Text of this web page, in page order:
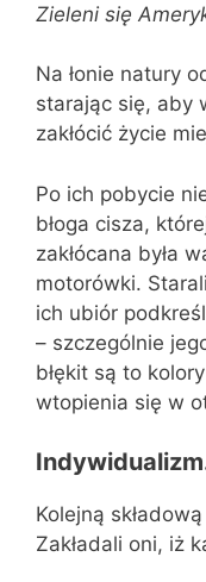
Zieleni się
Na łonie natury
starając się, aby
zakłócić życie
Po ich pobycie
błoga cisza,
zakłócana była
motorówki.
ich ubiór
– szczególnie
błękit są to
wtopienia się w
Kolejną
Zakładali oni, iż